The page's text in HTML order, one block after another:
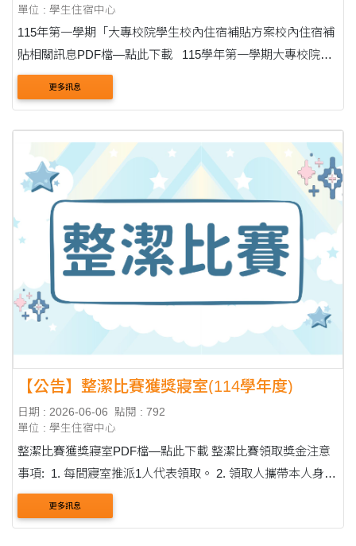
單位 : 學生住宿中心
115年第一學期「大專校院學生校內住宿補貼方案校內住宿補
貼相關訊息PDF檔—點此下載 115學年第一學期大專校院學
生校內住宿補貼-表單連結
更多訊息
【公告】整潔比賽獲獎寢室(114學年度)
日期 : 2026-06-06
點閱 : 792
單位 : 學生住宿中心
整潔比賽獲獎寢室PDF檔—點此下載 整潔比賽領取獎金注意
事項: 1. 每間寢室推派1人代表領取。 2. 領取人攜帶本人身分
證(外籍人士:居留證,無居留 證者,帶護照)。
....
更多訊息